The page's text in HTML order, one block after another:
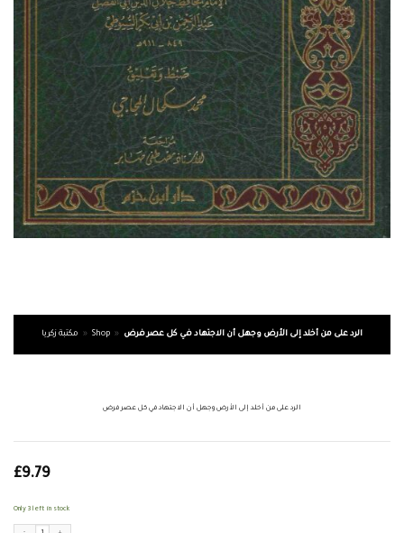
مكتبة زكريا » Shop » الرد على من أخلد إلى الأرض وجهل أن الاجتهاد في كل عصر فرض
الرد على من أخلد إلى الأرض وجهل أن الاجتهاد في كل عصر فرض
£9.79
Only 3 left in stock